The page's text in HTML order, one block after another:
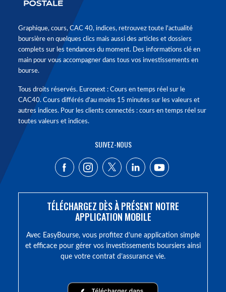
Graphique, cours, CAC 40, indices, retrouvez toute l'actualité
boursière en quelques clics mais aussi des articles et dossiers
complets sur les tendances du moment. Des informations clé en
main pour vous accompagner dans tous vos investissements en
bourse.
Tous droits réservés. Euronext : Cours en temps réel sur le
CAC40. Cours différés d'au moins 15 minutes sur les valeurs et
autres indices. Pour les clients connectés : cours en temps réel sur
toutes valeurs et indices.
SUIVEZ-NOUS
TÉLÉCHARGEZ DÈS À PRÉSENT NOTRE
APPLICATION MOBILE
Avec EasyBourse, vous profitez d’une application simple
et efficace pour gérer vos investissements boursiers ainsi
que votre contrat d’assurance vie.